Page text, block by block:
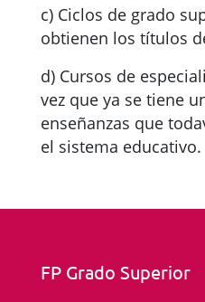
c) Ciclos de grado
obtienen los títulos
d) Cursos de
vez que ya se tiene
enseñanzas que
el sistema educativo.
FP Grado Superior